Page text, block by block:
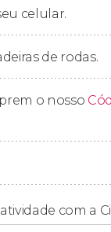
mais
onde
a ordem do
. Após a
celular.
de rodas.
o nosso
com a